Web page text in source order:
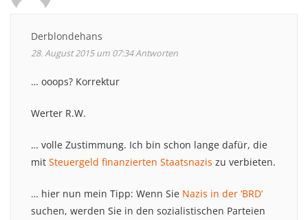
Derblondehans
28. August 2015 um 07:34Antworten
… ooops? Korrektur
Werter R.W.
… volle Zustimmung. Ich bin schon lange dafür, die
mit Steuergeld finanzierten Staatsnazis zu verbieten.
… hier nun mein Tipp: Wenn Sie Nazis in der ‘BRD’
suchen, werden Sie in den sozialistischen Parteien